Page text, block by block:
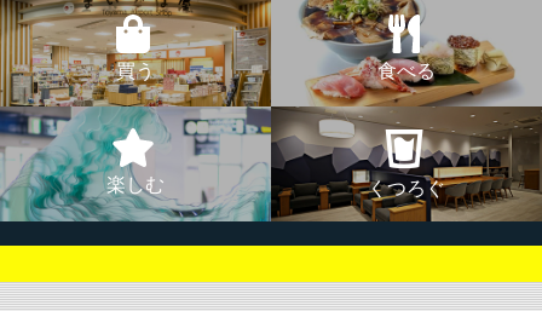
買う 食べる
楽しむ くつろぐ